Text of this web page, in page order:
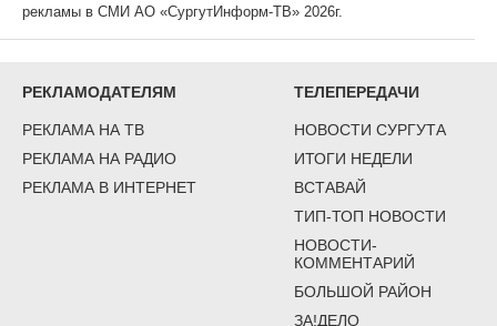
рекламы в СМИ АО «СургутИнформ-ТВ» 2026г.
РЕКЛАМОДАТЕЛЯМ
РЕКЛАМА НА ТВ
РЕКЛАМА НА РАДИО
РЕКЛАМА В ИНТЕРНЕТ
ТЕЛЕПЕРЕДАЧИ
НОВОСТИ СУРГУТА
ИТОГИ НЕДЕЛИ
ВСТАВАЙ
ТИП-ТОП НОВОСТИ
НОВОСТИ-
КОММЕНТАРИЙ
БОЛЬШОЙ РАЙОН
ЗА!ДЕЛО